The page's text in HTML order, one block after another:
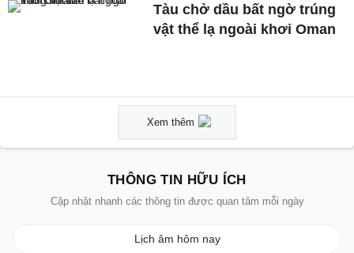
Tàu chở dầu bất ngờ trúng
vật thể lạ ngoài khơi Oman
Xem thêm
THÔNG TIN HỮU ÍCH
Cập nhật nhanh các thông tin được quan tâm mỗi ngày
Lịch âm hôm nay